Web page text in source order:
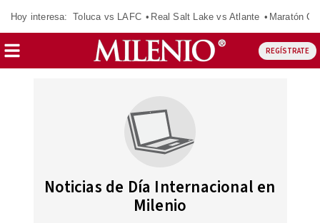
Hoy interesa: Toluca vs LAFC Real Salt Lake vs Atlante Maratón
REGÍSTRATE
Noticias de Día Internacional en
Milenio